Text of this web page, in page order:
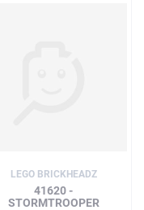
LEGO BRICKHEADZ
41620 -
STORMTROOPER